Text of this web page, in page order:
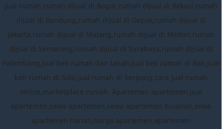
jual rumah,rumah dijual di Bogor,rumah dijual di Bekasi,rumah
dijual di Bandung,rumah dijual di Depok,rumah dijual di
Jakarta,rumah dijual di Malang,rumah dijual di Medan,rumah
dijual di Semarang,rumah dijual di Surabaya,rumah dijual di
Palembang,jual beli rumah dan tanah,jual beli rumah di Bali,jual
beli rumah di Solo,jual rumah di Serpong,cara jual rumah
online,marketplace rumah. Apartemen apartemen,jual
apartemen,sewa apartemen,sewa apartemen bulanan,sewa
apartemen harian,harga apartemen,apartemen